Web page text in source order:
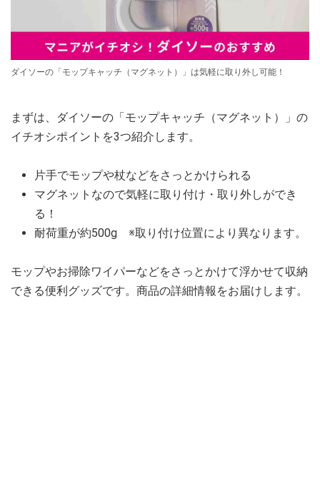
ダイソーの「モップキャッチ（マグネット）」は気軽に取り外し可能！
まずは、ダイソーの「モップキャッチ（マグネット）」の
イチオシポイントを3つ紹介します。
片手でモップや杖などをさっとかけられる
マグネットなので気軽に取り付け・取り外しができ
る！
耐荷重が約500g ※取り付け位置により異なります。
モップやお掃除ワイパーなどをさっとかけて浮かせて収納
できる便利グッズです。商品の詳細情報をお届けします。